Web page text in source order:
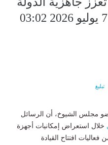
وتحمي...اليوم الثلاثاء، 7 يوليو 2026 03:02
تبليغ
مجلس الشيوخ، أن الرسائل
خلال استعراض إمكانيات أجهزة
افتتاح القيادة